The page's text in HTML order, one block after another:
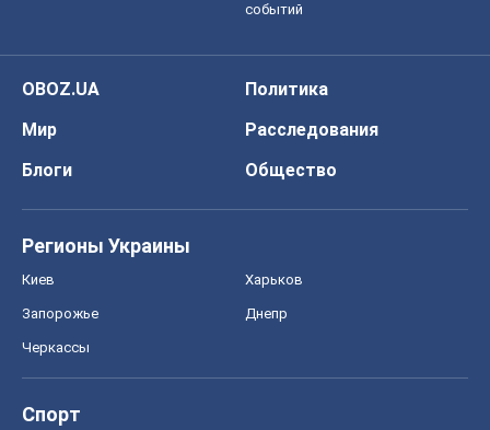
событий
OBOZ.UA
Политика
Мир
Расследования
Блоги
Общество
Регионы Украины
Киев Харьков
Запорожье Днепр
Черкассы
Спорт